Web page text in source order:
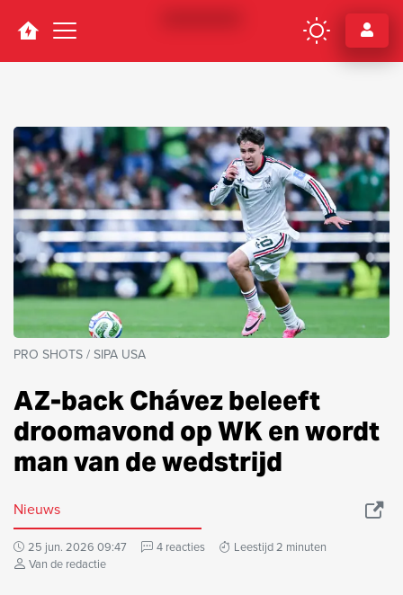
Navigation
PRO SHOTS / SIPA USA
AZ-back Chávez beleeft
droomavond op WK en wordt
man van de wedstrijd
Nieuws
25 jun. 2026 09:47 4 reacties
Leestijd 2 minuten
Van de redactie